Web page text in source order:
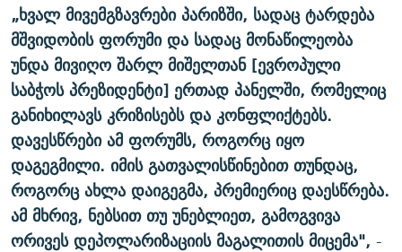
„ხვალ მივემგზავრები პარიზში, სადაც ტარდება
მშვიდობის ფორუმი და სადაც მონაწილეობა
უნდა მივიღო შარლ მიშელთან [ევროპული
საბჭოს პრეზიდენტი] ერთად პანელში, რომელიც
განიხილავს კრიზისებს და კონფლიქტებს.
დავესწრები ამ ფორუმს, როგორც იყო
დაგეგმილი. იმის გათვალისწინებით თუნდაც,
როგორც ახლა დაიგეგმა, პრემიერიც დაესწრება.
ამ მხრივ, ნებსით თუ უნებლიეთ, გამოგვივა
ორივეს დეპოლარიზაციის მაგალითის მიცემა", -